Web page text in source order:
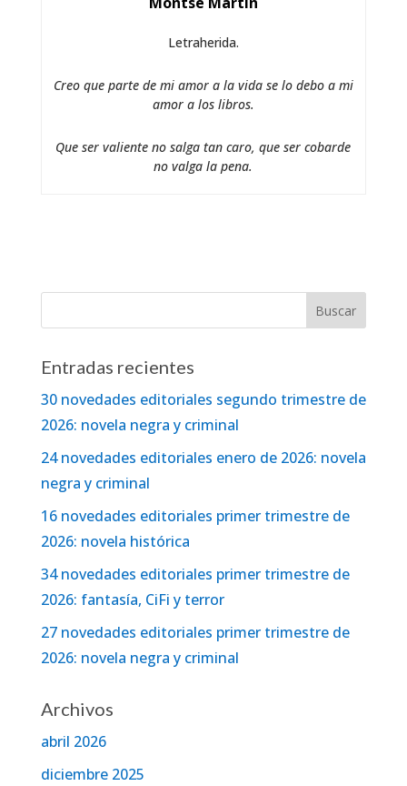
Letraherida.
Creo que parte de mi amor a la vida se lo debo a mi
amor a los libros.
Que ser valiente no salga tan caro, que ser cobarde
no valga la pena.
Entradas recientes
30 novedades editoriales segundo trimestre de
2026: novela negra y criminal
24 novedades editoriales enero de 2026: novela
negra y criminal
16 novedades editoriales primer trimestre de
2026: novela histórica
34 novedades editoriales primer trimestre de
2026: fantasía, CiFi y terror
27 novedades editoriales primer trimestre de
2026: novela negra y criminal
Archivos
abril 2026
diciembre 2025